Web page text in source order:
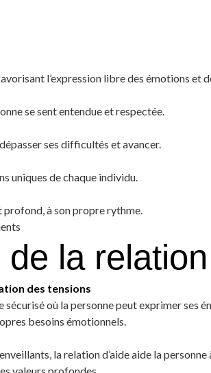
l’expression libre des émotions et
se sent entendue et respectée.
ses difficultés et avancer.
uniques de chaque individu.
profond, à son propre rythme.
la
des tensions
sécurisé où la personne peut exprimer
besoins émotionnels.
la relation d’aide aide la